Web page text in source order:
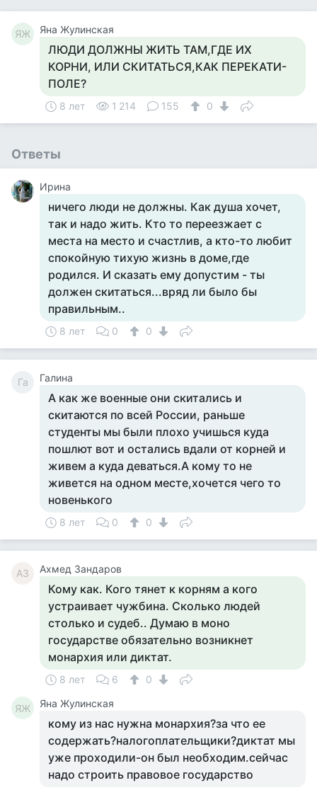
ЯЖ Яна Жулинская
ЛЮДИ ДОЛЖНЫ ЖИТЬ ТАМ,ГДЕ ИХ
КОРНИ, ИЛИ СКИТАТЬСЯ,КАК ПЕРЕКАТИ-
ПОЛЕ?
8 лет 1 214 155 0
Ответы
Ирина
ничего люди не должны. Как душа хочет,
так и надо жить. Кто то переезжает с
места на место и счастлив, а кто-то любит
спокойную тихую жизнь в доме,где
родился. И сказать ему допустим - ты
должен скитаться...вряд ли было бы
правильным..
8 лет 0 0
Га Галина
А как же военные они скитались и
скитаются по всей России, раньше
студенты мы были плохо учишься куда
пошлют вот и остались вдали от корней и
живем а куда деваться.А кому то не
живется на одном месте,хочется чего то
новенького
8 лет 0 0
АЗ Ахмед Зандаров
Кому как. Кого тянет к корням а кого
устраивает чужбина. Сколько людей
столько и судеб.. Думаю в моно
государстве обязательно возникнет
монархия или диктат.
8 лет 6 0
ЯЖ Яна Жулинская
кому из нас нужна монархия?за что ее
содержать?налогоплательщики?диктат мы
уже проходили-он был необходим.сейчас
надо строить правовое государство